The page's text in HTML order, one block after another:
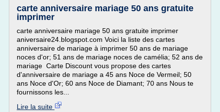
carte anniversaire mariage 50 ans gratuite
imprimer
carte anniversaire mariage 50 ans gratuite imprimer
aniversaire24.blogspot.com Voici la liste des cartes
anniversaire de mariage à imprimer 50 ans de mariage
noces d'or; 51 ans de mariage noces de camélia; 52 ans de
mariage Carte Discount vous propose des cartes
d'anniversaire de mariage a 45 ans Noce de Vermeil; 50
ans Noce d'Or; 60 ans Noce de Diamant; 70 ans Nous te
fournissons les...
Lire la suite